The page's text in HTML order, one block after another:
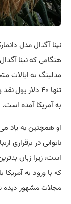
نینا آگدال مدل
هنگامی که نینا
مدلینگ به ایالات
تنها ۴۰ دلار
به آمریکا آمده است.
او همچنین به یاد
ناتوانی در برقراری
است، زیرا زبان
که با ورود به
مجلات مشهور دیده